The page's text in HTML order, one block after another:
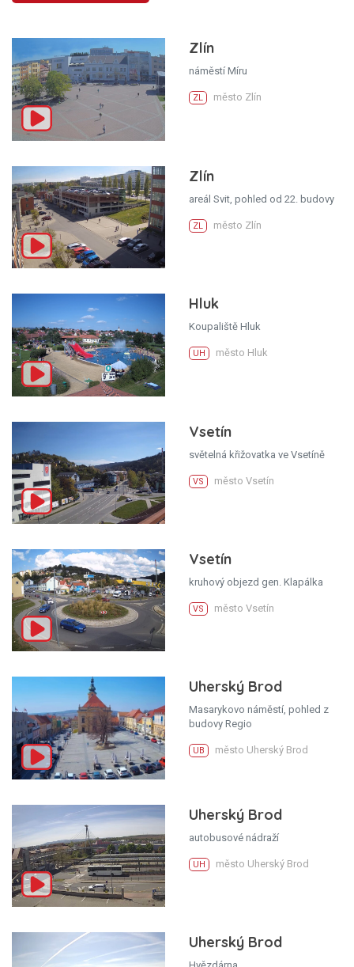
Zlín
náměstí Míru
ZL město Zlín
Zlín
areál Svit, pohled od 22. budovy
ZL město Zlín
Hluk
Koupaliště Hluk
UH město Hluk
Vsetín
světelná křižovatka ve Vsetíně
VS město Vsetín
Vsetín
kruhový objezd gen. Klapálka
VS město Vsetín
Uherský Brod
Masarykovo náměstí, pohled z
budovy Regio
UB město Uherský Brod
Uherský Brod
autobusové nádraží
UH město Uherský Brod
Uherský Brod